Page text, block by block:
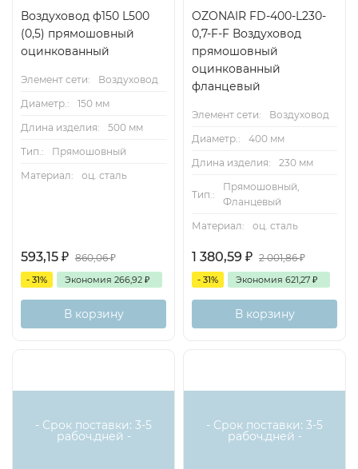
Воздуховод ф150 L500
(0,5) прямошовный
оцинкованный
Элемент сети:
Воздуховод
Диаметр.:
150 мм
Длина изделия:
500 мм
Тип.:
Прямошовный
Материал:
оц. сталь
593,15 ₽ 860,06₽
- 31% Экономия 266,92 ₽
В корзину
OZONAIR FD-400-L230-
0,7-F-F Воздуховод
прямошовный
оцинкованный
фланцевый
Элемент сети:
Воздуховод
Диаметр.:
400 мм
Длина изделия:
230 мм
Тип.:
Прямошовный,
Фланцевый
Материал:
оц. сталь
1 380,59 ₽ 2 001,86₽
- 31% Экономия 621,27 ₽
В корзину
- Срок поставки: 3-5
рабоч.дней -
- Срок поставки: 3-5
рабоч.дней -